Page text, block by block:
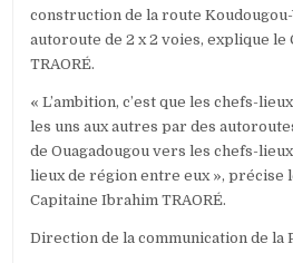
construction de la route
autoroute de 2 x 2 voies, explique le
TRAORÉ.
« L’ambition, c’est que les chefs-
les uns aux autres par des
de Ouagadougou vers les chefs-
lieux de région entre eux », précise
Capitaine Ibrahim TRAORÉ.
Direction de la communication de la